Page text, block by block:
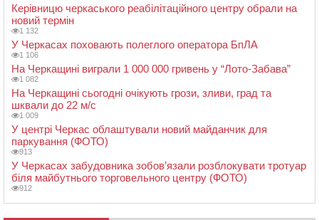
Керівницю черкаського реабілітаційного центру обрали на
новий термін
1 132
У Черкасах поховають полеглого оператора БпЛА
1 106
На Черкащині виграли 1 000 000 гривень у “Лото-Забава”
1 082
На Черкащині сьогодні очікують грози, зливи, град та
шквали до 22 м/с
1 009
У центрі Черкас облаштували новий майданчик для
паркування (ФОТО)
913
У Черкасах забудовника зобов’язали розблокувати тротуар
біля майбутнього торговельного центру (ФОТО)
912